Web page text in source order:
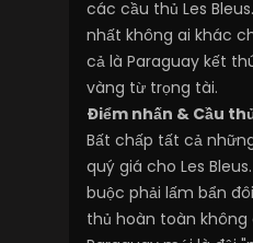
các cầu thủ Les
nhất không ai khác
cả là Paraguay kết
vàng từ trọng tài.
Điểm nhấn & Cầu
Bất chấp tất cả
quý giá cho Les
buộc phải lấm bẩn
thủ hoàn toàn